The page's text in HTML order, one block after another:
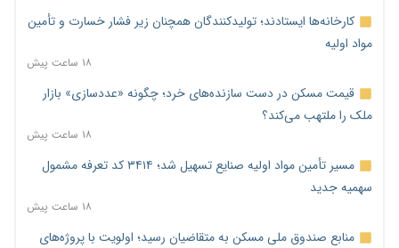
کارخانه‌ها ایستادند؛ تولیدکنندگان همچنان زیر فشار خسارت و تأمین
مواد اولیه
۱۸ ساعت پیش
قیمت مسکن در دست سازنده‌های خرد؛ چگونه «عددسازی» بازار
ملک را ملتهب می‌کند؟
۱۸ ساعت پیش
مسیر تأمین مواد اولیه صنایع تسهیل شد؛ ۳۴۱۴ کد تعرفه مشمول
سهمیه جدید
۱۸ ساعت پیش
منابع صندوق ملی مسکن به متقاضیان رسید؛ اولویت با پروژه‌های